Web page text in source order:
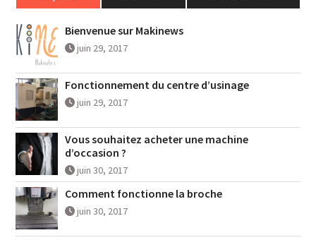
Bienvenue sur Makinews
juin 29, 2017
Fonctionnement du centre d’usinage
juin 29, 2017
Vous souhaitez acheter une machine
d’occasion ?
juin 30, 2017
Comment fonctionne la broche
juin 30, 2017